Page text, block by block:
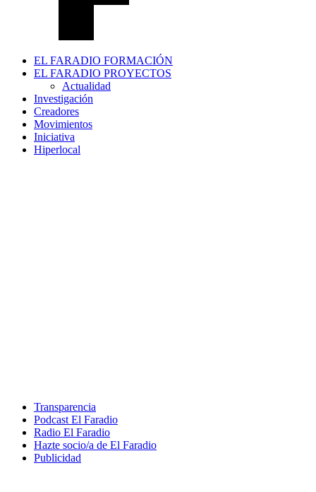
EL FARADIO FORMACIÓN
EL FARADIO PROYECTOS
Actualidad
Investigación
Creadores
Movimientos
Iniciativa
Hiperlocal
Transparencia
Podcast El Faradio
Radio El Faradio
Hazte socio/a de El Faradio
Publicidad